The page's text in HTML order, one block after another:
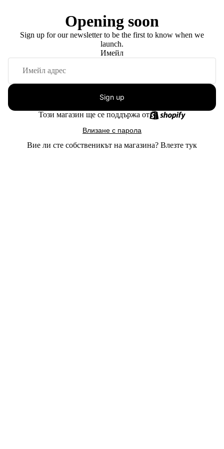
Opening soon
Sign up for our newsletter to be the first to know when we
launch.
Имейл
Sign up
Този магазин ще се поддържа от
Влизане с парола
Вие ли сте собственикът на магазина? Влезте тук